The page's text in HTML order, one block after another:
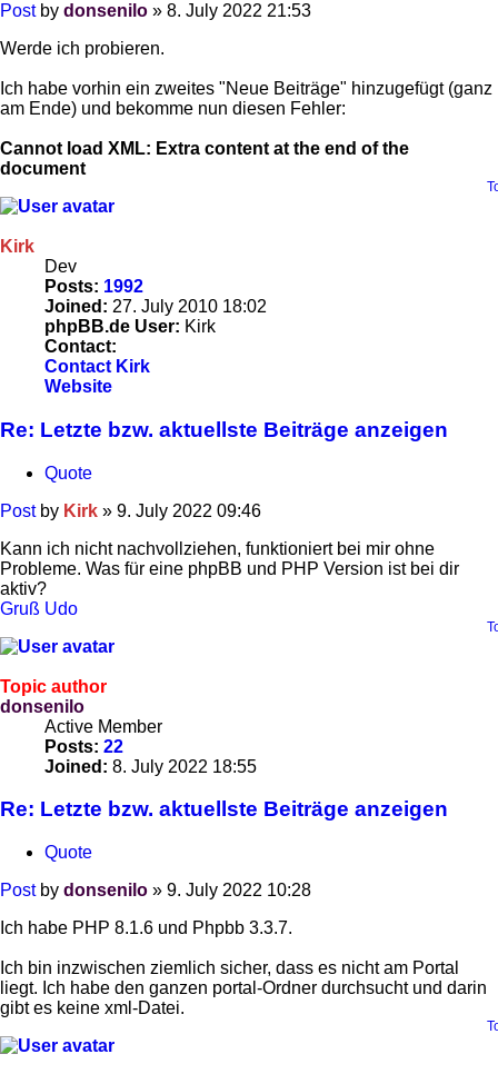
Post by donsenilo » 8. July 2022 21:53
Werde ich probieren.
Ich habe vorhin ein zweites "Neue Beiträge" hinzugefügt (ganz
am Ende) und bekomme nun diesen Fehler:
Cannot load XML: Extra content at the end of the
document
Kirk
Dev
Posts: 1992
Joined: 27. July 2010 18:02
phpBB.de User: Kirk
Contact:
Contact Kirk
Website
Re: Letzte bzw. aktuellste Beiträge anzeigen
Quote
Post by Kirk » 9. July 2022 09:46
Kann ich nicht nachvollziehen, funktioniert bei mir ohne
Probleme. Was für eine phpBB und PHP Version ist bei dir
aktiv?
Gruß Udo
Topic author
donsenilo
Active Member
Posts: 22
Joined: 8. July 2022 18:55
Re: Letzte bzw. aktuellste Beiträge anzeigen
Quote
Post by donsenilo » 9. July 2022 10:28
Ich habe PHP 8.1.6 und Phpbb 3.3.7.
Ich bin inzwischen ziemlich sicher, dass es nicht am Portal
liegt. Ich habe den ganzen portal-Ordner durchsucht und darin
gibt es keine xml-Datei.